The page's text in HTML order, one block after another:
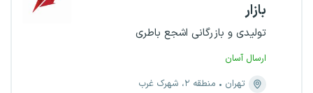
بازار
تولیدی و بازرگانی اشجع باطری
ارسال آسان
تهران
منطقه ۲، شهرک غرب